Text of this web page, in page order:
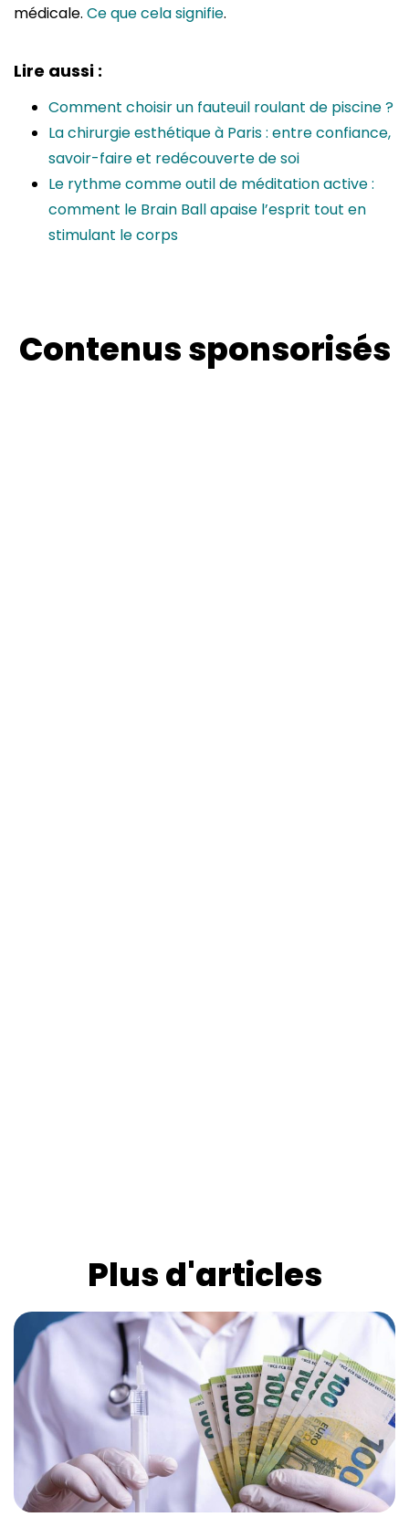
médicale. Ce que cela signifie.
Lire aussi :
Comment choisir un fauteuil roulant de piscine ?
La chirurgie esthétique à Paris : entre confiance,
savoir-faire et redécouverte de soi
Le rythme comme outil de méditation active :
comment le Brain Ball apaise l’esprit tout en
stimulant le corps
Contenus sponsorisés
Plus d'articles